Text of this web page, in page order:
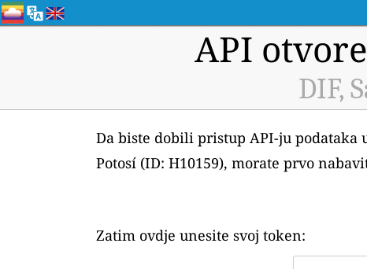
API
DIF,
Da biste dobili pristup API-ju podataka
Potosí (ID: H10159), morate prvo
Zatim ovdje unesite svoj token: